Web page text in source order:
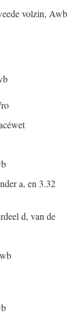
volzin, Awb
a, en 3.32
d, van de